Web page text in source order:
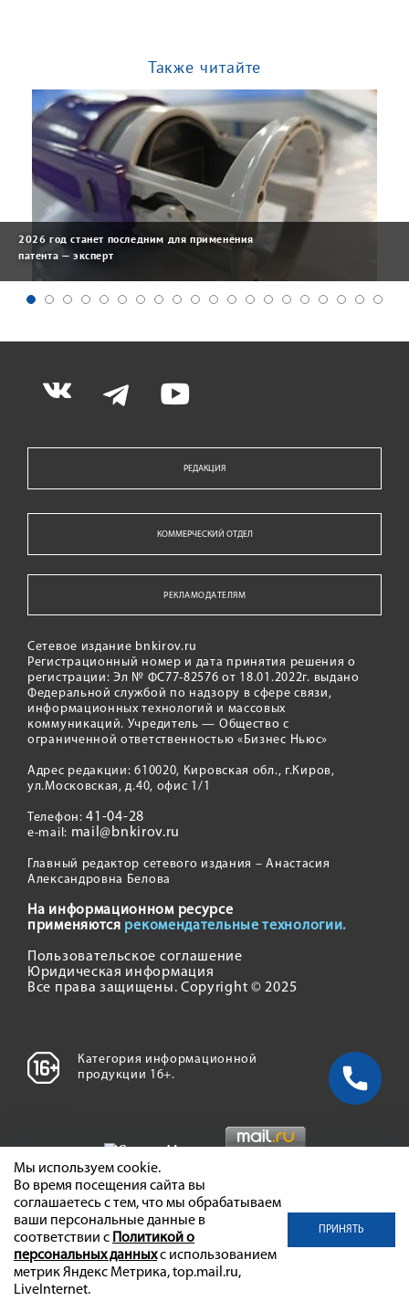
Также читайте
2026 год станет последним для применения
патента — эксперт
РЕДАКЦИЯ
КОММЕРЧЕСКИЙ ОТДЕЛ
РЕКЛАМОДАТЕЛЯМ
Сетевое издание bnkirov.ru
Регистрационный номер и дата принятия решения о
регистрации: Эл № ФС77-82576 от 18.01.2022г. выдано
Федеральной службой по надзору в сфере связи,
информационных технологий и массовых
коммуникаций. Учредитель — Общество с
ограниченной ответственностью «Бизнес Ньюс»
Адрес редакции: 610020, Кировская обл., г.Киров,
ул.Московская, д.40, офис 1/1
Телефон:41-04-28
e-mail: mail@bnkirov.ru
Главный редактор сетевого издания – Анастасия
Александровна Белова
На информационном ресурсе
применяются рекомендательные технологии.
Пользовательское соглашение
Юридическая информация
Все права защищены. Copyright © 2025
Категория информационной
продукции 16+.
Мы используем cookie.
Во время посещения сайта вы
соглашаетесь с тем, что мы обрабатываем
ваши персональные данные в
соответствии с Политикой о
персональных данныхс использованием
метрик Яндекс Метрика, top.mail.ru,
LiveInternet.
ПРИНЯТЬ